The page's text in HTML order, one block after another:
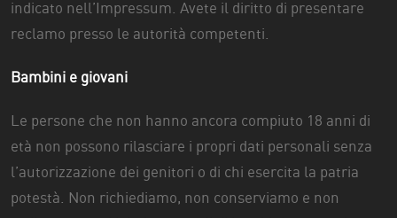
indicato nell’Impressum. Avete il diritto di presentare
reclamo presso le autorità competenti.
Bambini e giovani
Le persone che non hanno ancora compiuto 18 anni di
età non possono rilasciare i propri dati personali senza
l’autorizzazione dei genitori o di chi esercita la patria
potestà. Non richiediamo, non conserviamo e non